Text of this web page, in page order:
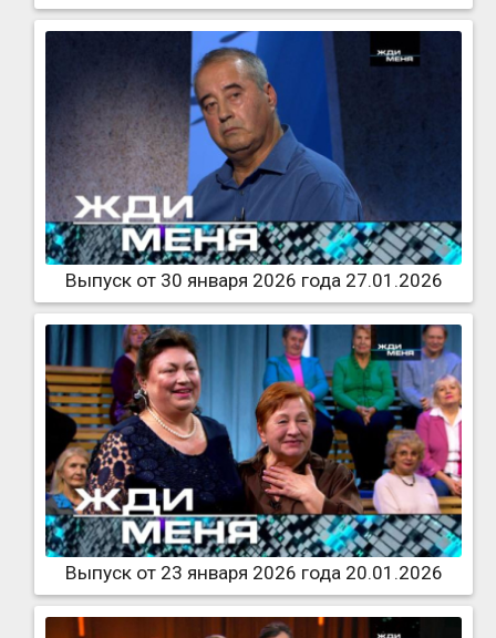
Выпуск от 30 января 2026 года 27.01.2026
Выпуск от 23 января 2026 года 20.01.2026